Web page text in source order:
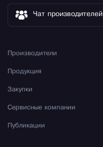
Чат производителей
Производители
Продукция
Закупки
Сервисные компании
Публикации